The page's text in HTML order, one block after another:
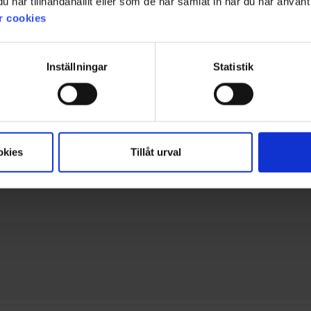
cookies
Inställningar Statistik
Tillåt urval
Deshalb habe ich eine Nummer größer genommen. Vielleicht sollte es auch